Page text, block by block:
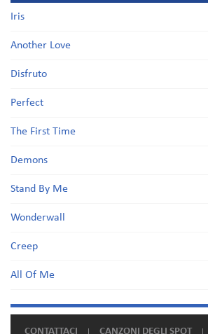
Iris
Another Love
Disfruto
Perfect
The First Time
Demons
Stand By Me
Wonderwall
Creep
All Of Me
CONTATTACI CANZONI DEGLI SPOT